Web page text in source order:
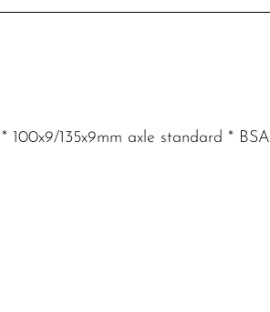
100x9/135x9mm axle standard * BSA